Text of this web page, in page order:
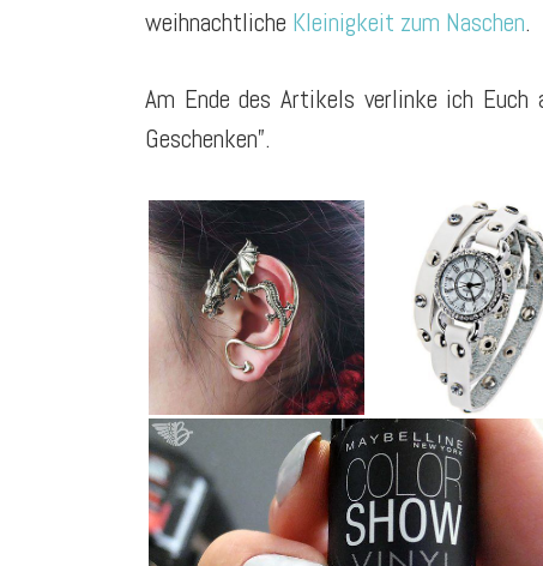
weihnachtliche Kleinigkeit zum Naschen.
Am Ende des Artikels verlinke ich Euch
Geschenken”.
trendig
schön